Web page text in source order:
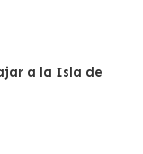
a la Isla de